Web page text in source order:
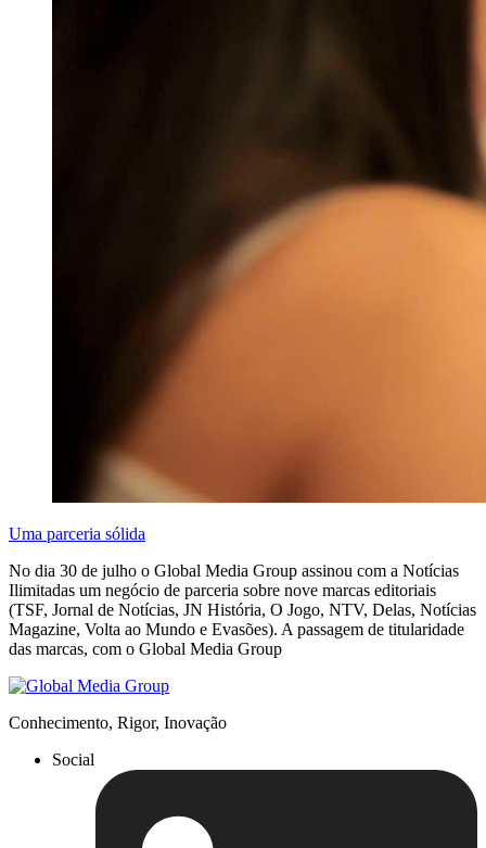
Uma parceria sólida
No dia 30 de julho o Global Media Group assinou com a Notícias
Ilimitadas um negócio de parceria sobre nove marcas editoriais
(TSF, Jornal de Notícias, JN História, O Jogo, NTV, Delas, Notícias
Magazine, Volta ao Mundo e Evasões). A passagem de titularidade
das marcas, com o Global Media Group
Conhecimento, Rigor, Inovação
Social